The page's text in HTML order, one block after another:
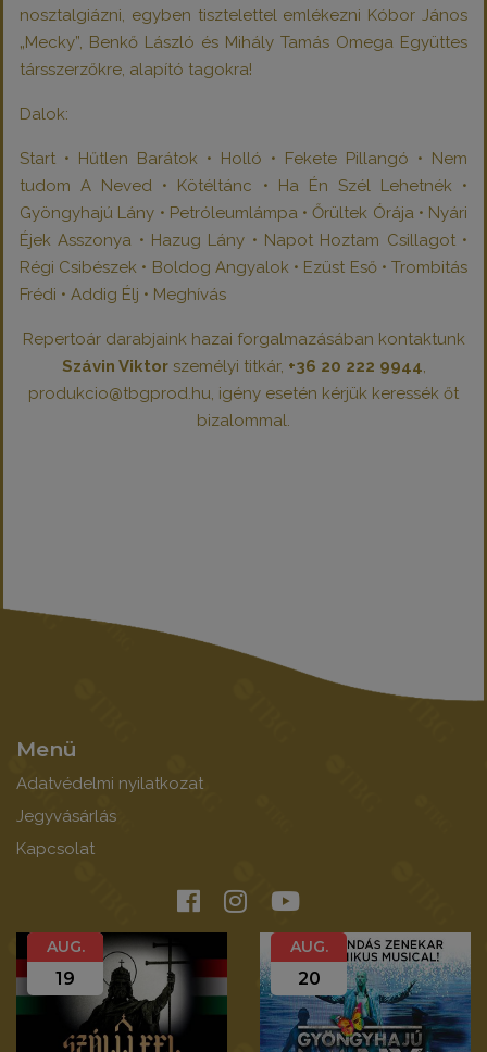
nosztalgiázni, egyben tisztelettel emlékezni Kóbor János
„Mecky”, Benkő László és Mihály Tamás Omega Együttes
társszerzőkre, alapító tagokra!
Dalok:
Start • Hűtlen Barátok • Holló • Fekete Pillangó • Nem
tudom A Neved • Kötéltánc • Ha Én Szél Lehetnék •
Gyöngyhajú Lány • Petróleumlámpa • Őrültek Órája • Nyári
Éjek Asszonya • Hazug Lány • Napot Hoztam Csillagot •
Régi Csibészek • Boldog Angyalok • Ezüst Eső • Trombitás
Frédi • Addig Élj • Meghívás
Repertoár darabjaink hazai forgalmazásában kontaktunk
Szávin Viktor személyi titkár, +36 20 222 9944,
produkcio@tbgprod.hu, igény esetén kérjük keressék őt
bizalommal.
Menü
Adatvédelmi nyilatkozat
Jegyvásárlás
Kapcsolat
AUG.
19
AUG.
20